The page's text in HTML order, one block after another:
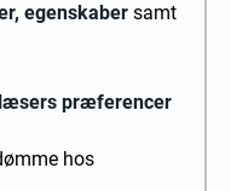
egenskaber samt
læsers præferencer
hos